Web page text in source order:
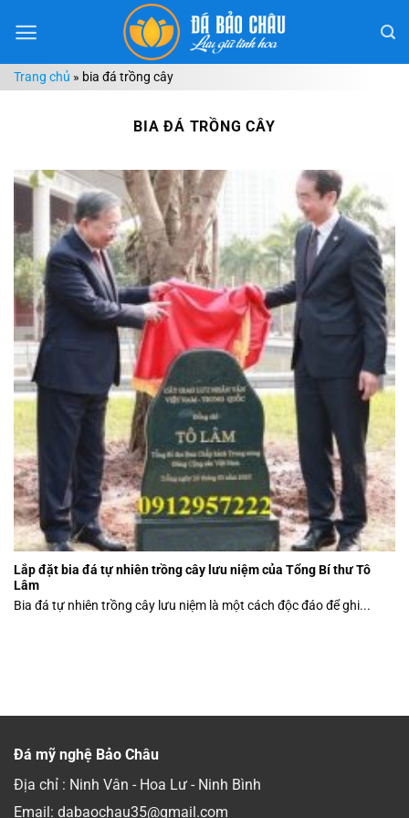
đến
dungTrang chủ » bia đá trồng cây
BIA ĐÁ TRỒNG CÂY
Lắp đặt bia đá tự nhiên trồng cây lưu niệm của Tổng Bí thư Tô
Lâm
Bia đá tự nhiên trồng cây lưu niệm là một cách độc đáo để ghi...
Đá mỹ nghệ Bảo Châu
Địa chỉ : Ninh Vân - Hoa Lư - Ninh Bình
Email: dabaochau35@gmail.com